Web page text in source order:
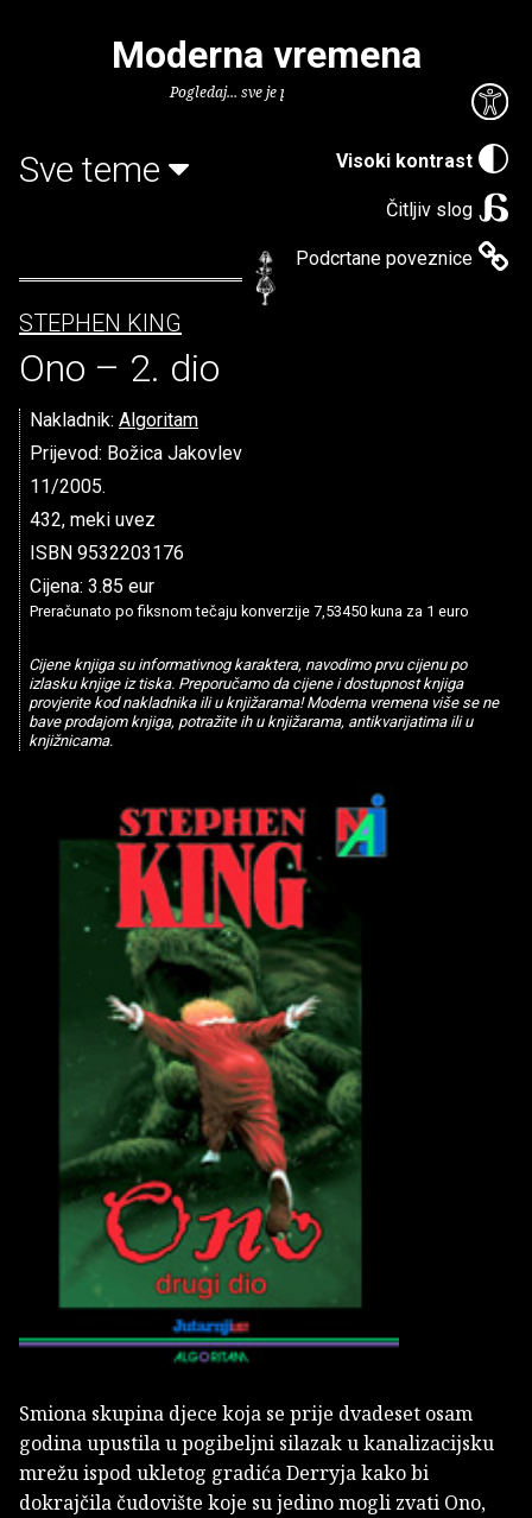
Visoki kontrast
Čitljiv slog
Podcrtane poveznice
Moderna vremena
Pogledaj... sve je puno knjiga.
Sve teme
STEPHEN KING
Ono – 2. dio
Nakladnik: Algoritam
Prijevod: Božica Jakovlev
11/2005.
432, meki uvez
ISBN 9532203176
Cijena: 3.85 eur
Preračunato po fiksnom tečaju konverzije 7,53450 kuna za 1 euro
Cijene knjiga su informativnog karaktera, navodimo prvu cijenu po
izlasku knjige iz tiska. Preporučamo da cijene i dostupnost knjiga
provjerite kod nakladnika ili u knjižarama! Moderna vremena više se ne
bave prodajom knjiga, potražite ih u knjižarama, antikvarijatima ili u
knjižnicama.
Smiona skupina djece koja se prije dvadeset osam
godina upustila u pogibeljni silazak u kanalizacijsku
mrežu ispod ukletog gradića Derryja kako bi
dokrajčila čudovište koje su jedino mogli zvati Ono,